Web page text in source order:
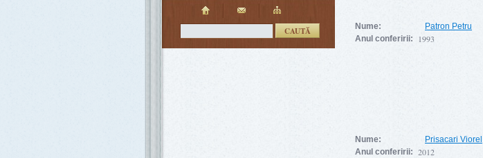
CAUTĂ Nume:
Patron Petru
Anul conferirii:
1993
Nume:
Prisacari Viorel
Anul conferirii: 2012